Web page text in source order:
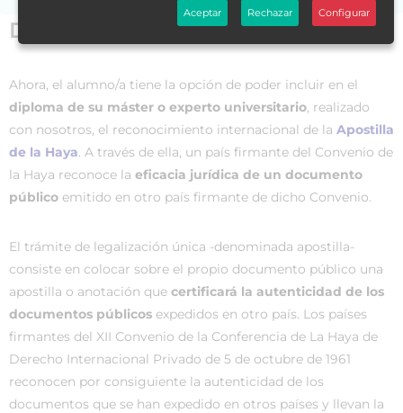
Datos generales
Ahora, el alumno/a tiene la opción de poder incluir en el
diploma de su máster o experto universitario, realizado
con nosotros, el reconocimiento internacional de la Apostilla
de la Haya. A través de ella, un país firmante del Convenio de
la Haya reconoce la eficacia jurídica de un documento
público emitido en otro país firmante de dicho Convenio.
El trámite de legalización única -denominada apostilla-
consiste en colocar sobre el propio documento público una
apostilla o anotación que certificará la autenticidad de los
documentos públicos expedidos en otro país. Los países
firmantes del XII Convenio de la Conferencia de La Haya de
Derecho Internacional Privado de 5 de octubre de 1961
reconocen por consiguiente la autenticidad de los
documentos que se han expedido en otros países y llevan la
Aceptar Rechazar Configurar